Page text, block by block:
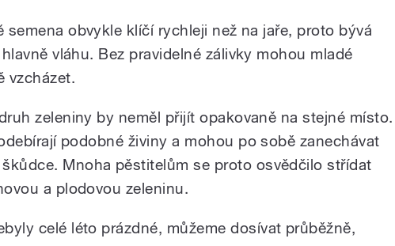
semena obvykle klíčí rychleji než na jaře, proto bývá
vláhu. Bez pravidelné zálivky mohou mladé
vzcházet.
zeleniny by neměl přijít opakovaně na stejné místo.
podobné živiny a mohou po sobě zanechávat
Mnoha pěstitelům se proto osvědčilo střídat
a plodovou zeleninu.
celé léto prázdné, můžeme dosívat průběžně,